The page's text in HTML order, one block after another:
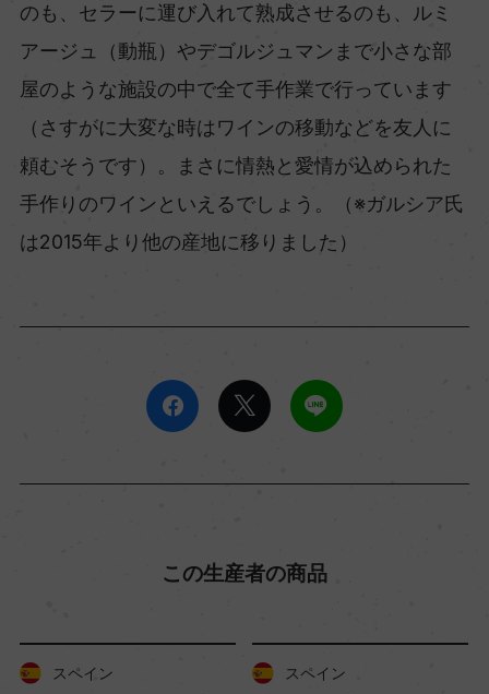
のも、セラーに運び入れて熟成させるのも、ルミ
アージュ（動瓶）やデゴルジュマンまで小さな部
屋のような施設の中で全て手作業で行っています
（さすがに大変な時はワインの移動などを友人に
頼むそうです）。まさに情熱と愛情が込められた
手作りのワインといえるでしょう。（※ガルシア氏
は2015年より他の産地に移りました）
この生産者の商品
スペイン スペイン